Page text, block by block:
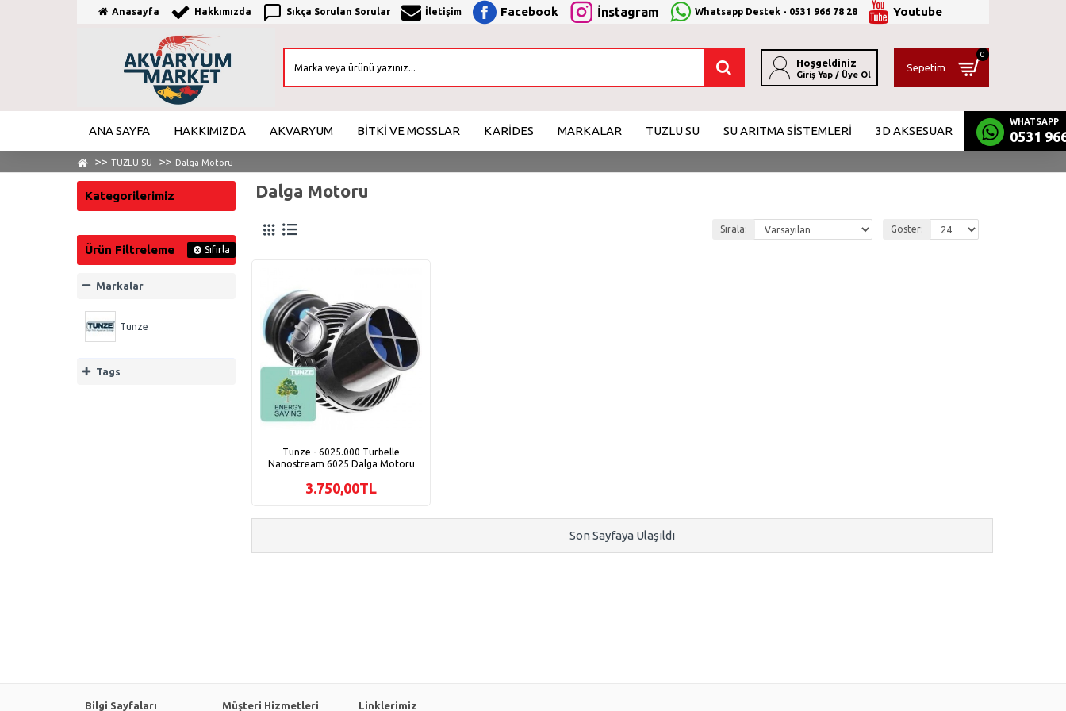
Anasayfa Hakkımızda Sıkça Sorulan Sorular İletişim Facebook İnstagram Whatsapp Destek - 0531 966 78 28 Youtube
Hoşgeldiniz
Giriş Yap / Üye Ol
0
Sepetim
ANA SAYFA HAKKIMIZDA AKVARYUM BİTKİ VE MOSSLAR KARİDES MARKALAR TUZLU SU SU ARITMA SİSTEMLERİ 3D AKSESUAR
WHATSAPP
0531
TUZLU SU Dalga Motoru
Kategorilerimiz
Ürün Filtreleme Sıfırla
Markalar
Tunze
Tags
Dalga Motoru
Sırala: Göster:
Tunze - 6025.000 Turbelle
Nanostream 6025 Dalga Motoru
3.750,00TL
Son Sayfaya Ulaşıldı
Bilgi Sayfaları Müşteri Hizmetleri Linklerimiz